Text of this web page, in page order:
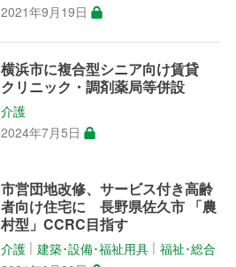
2021年9月19日
横浜市に複合型シニア向け賃貸
クリニック・調剤薬局等併設
介護
2024年7月5日
市営団地改修、サービス付き高齢
者向け住宅に 長野県佐久市 「農
村型」CCRC目指す
介護 │建築･設備･福祉用具 │福祉･総合